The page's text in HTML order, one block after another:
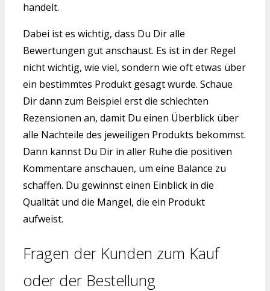
handelt.
Dabei ist es wichtig, dass Du Dir alle
Bewertungen gut anschaust. Es ist in der Regel
nicht wichtig, wie viel, sondern wie oft etwas über
ein bestimmtes Produkt gesagt wurde. Schaue
Dir dann zum Beispiel erst die schlechten
Rezensionen an, damit Du einen Überblick über
alle Nachteile des jeweiligen Produkts bekommst.
Dann kannst Du Dir in aller Ruhe die positiven
Kommentare anschauen, um eine Balance zu
schaffen. Du gewinnst einen Einblick in die
Qualität und die Mangel, die ein Produkt
aufweist.
Fragen der Kunden zum Kauf
oder der Bestellung